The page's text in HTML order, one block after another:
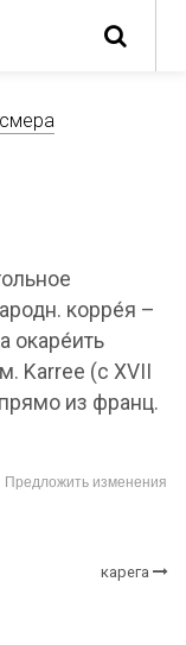
корре́я –
окаре́ить
Karree (с XVII
из франц.
Предложить изменения
карега